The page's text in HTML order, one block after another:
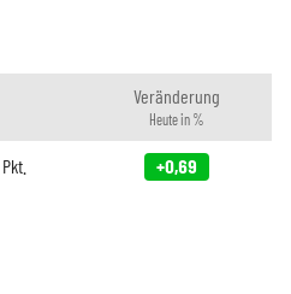
Veränderung
Heute in %
Pkt. +0,69